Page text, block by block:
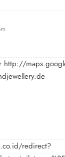
http://
redirect?